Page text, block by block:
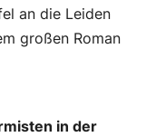
an die Leiden
großen Roman
in der